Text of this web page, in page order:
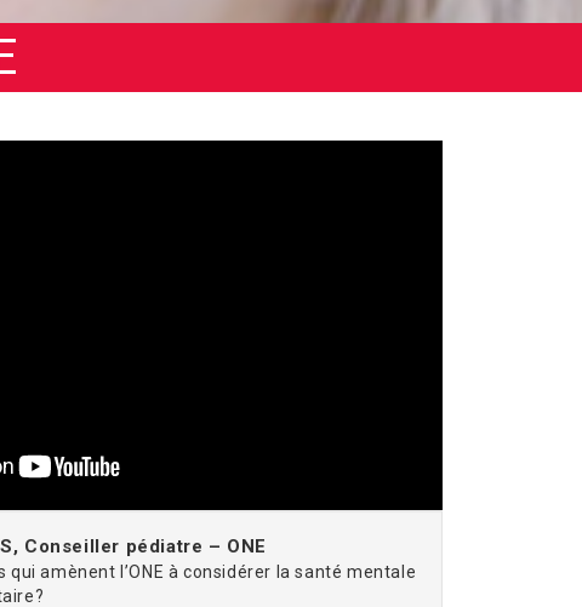
Conseiller pédiatre – ONE
qui amènent l’ONE à considérer la santé mentale